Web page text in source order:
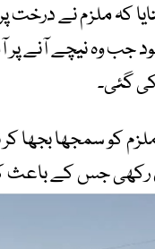
کہ ملزم نے
جب وہ نیچے آنے پر
گئی۔
کو سمجھا
رکھی جس کے باعث